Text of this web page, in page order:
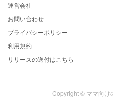
運営会社
お問い合わせ
プライバシーポリシー
利用規約
リリースの送付はこちら
Copyright © ママ向け